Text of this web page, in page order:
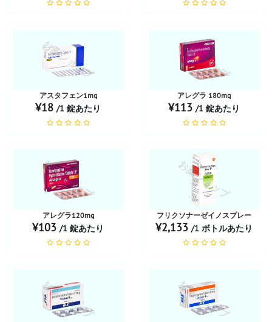
お薬ショップ
アスタフェン1mg
¥18 /1 錠あたり
お薬ショップ
アレグラ 180mg
¥113 /1 錠あたり
お薬ショップ
アレグラ120mg
¥103 /1 錠あたり
お薬ショップ
フリクソナーゼイノスプレー
¥2,133 /1 ボトルあたり
お薬ショップ お薬ショップ